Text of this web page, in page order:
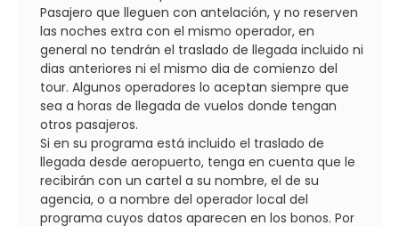
Pasajero que lleguen con antelación, y no reserven
las noches extra con el mismo operador, en
general no tendrán el traslado de llegada incluido ni
dias anteriores ni el mismo dia de comienzo del
tour. Algunos operadores lo aceptan siempre que
sea a horas de llegada de vuelos donde tengan
otros pasajeros.
Si en su programa está incluido el traslado de
llegada desde aeropuerto, tenga en cuenta que le
recibirán con un cartel a su nombre, el de su
agencia, o a nombre del operador local del
programa cuyos datos aparecen en los bonos. Por